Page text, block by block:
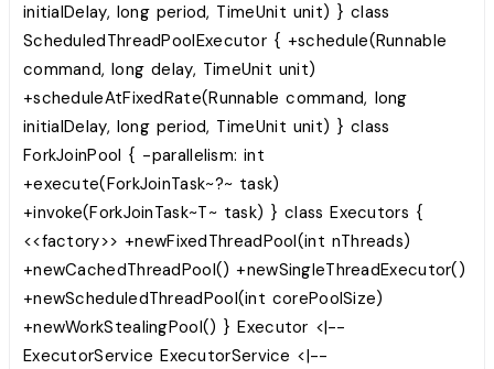
initialDelay, long period, TimeUnit unit) } class
ScheduledThreadPoolExecutor { +schedule(Runnable
command, long delay, TimeUnit unit)
+scheduleAtFixedRate(Runnable command, long
initialDelay, long period, TimeUnit unit) } class
ForkJoinPool { -parallelism: int
+execute(ForkJoinTask~?~ task)
+invoke(ForkJoinTask~T~ task) } class Executors {
<<factory>> +newFixedThreadPool(int nThreads)
+newCachedThreadPool() +newSingleThreadExecutor()
+newScheduledThreadPool(int corePoolSize)
+newWorkStealingPool() } Executor <|--
ExecutorService ExecutorService <|--